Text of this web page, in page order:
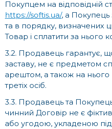
Покупцем на відповідній
https://softis.ua/, а Покупець
та в порядку, визначених
Товар і сплатити за нього
3.2. Продавець гарантує,
заставу, не є предметом
арештом, а також на нього
третіх осіб.
3.3. Продавець та
чинний Договір не є
або угодою, укладеною